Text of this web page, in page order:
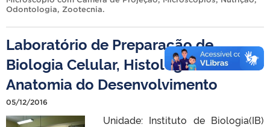
Odontologia, Zootecnia.
Laboratório de Preparação de
Biologia Celular, Histologia e
Anatomia do Desenvolvimento
05/12/2016
Unidade: Instituto de Biologia(IB)